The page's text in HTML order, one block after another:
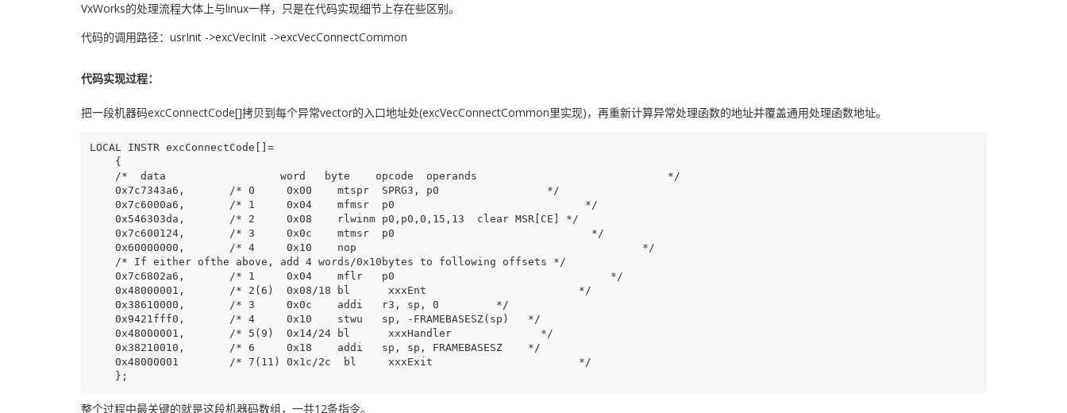
VxWorks的处理流程大体上与linux一样，只是在代码实现细节上存在些区别。
代码的调用路径：usrInit ->excVecInit ->excVecConnectCommon
代码实现过程：
把一段机器码excConnectCode[]拷贝到每个异常vector的入口地址处(excVecConnectCommon里实现)，再重新计算异常处理函数的地址并覆盖通用处理函数地址。
LOCAL INSTR excConnectCode[]=
整个过程中最关键的就是这段机器码数组，一共12条指令。